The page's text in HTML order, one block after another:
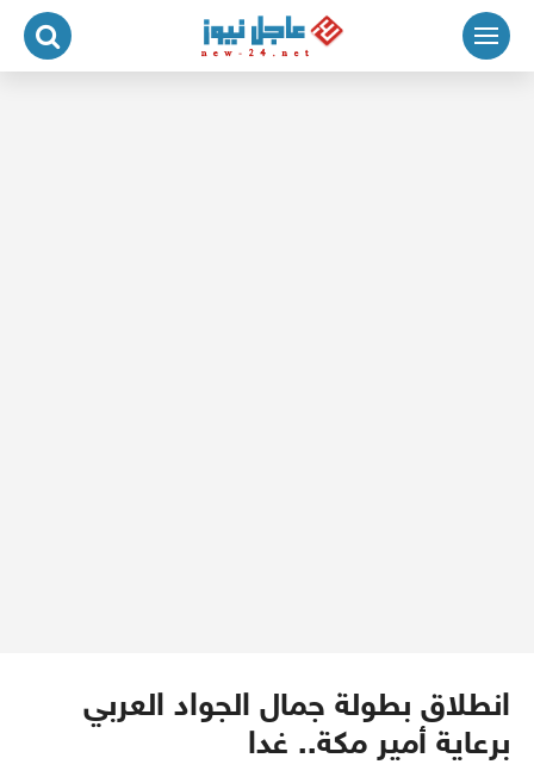
التجاوز
المحتوى
انطلاق بطولة جمال الجواد العربي
برعاية أمير مكة.. غدا